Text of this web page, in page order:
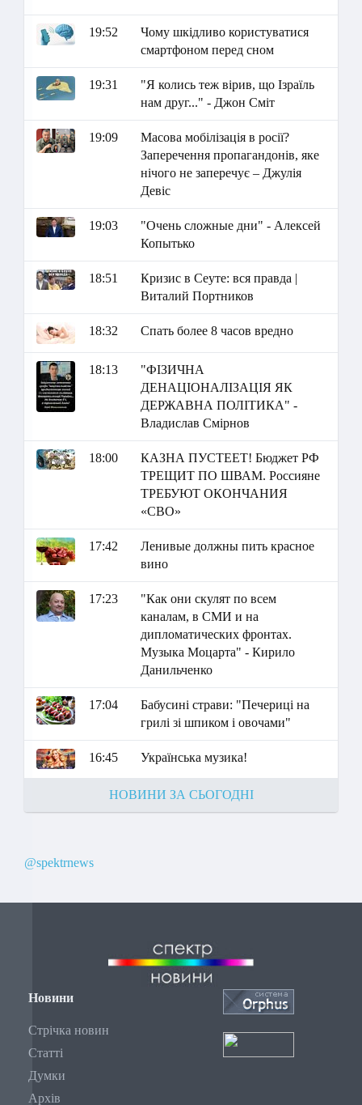
19:52
Чому шкідливо користуватися
смартфоном перед сном
19:31
"Я колись теж вірив, що Ізраїль
нам друг..." - Джон Сміт
19:09
Масова мобілізація в росії?
Заперечення пропагандонів, яке
нічого не заперечує – Джулія
Девіс
19:03
"Очень сложные дни" - Алексей
Копытько
18:51
Кризис в Сеуте: вся правда |
Виталий Портников
18:32 Спать более 8 часов вредно
18:13
"ФІЗИЧНА
ДЕНАЦІОНАЛІЗАЦІЯ ЯК
ДЕРЖАВНА ПОЛІТИКА" -
Владислав Смірнов
18:00
КАЗНА ПУСТЕЕТ! Бюджет РФ
ТРЕЩИТ ПО ШВАМ. Россияне
ТРЕБУЮТ ОКОНЧАНИЯ
«СВО»
17:42
Ленивые должны пить красное
вино
17:23
"Как они скулят по всем
каналам, в СМИ и на
дипломатических фронтах.
Музыка Моцарта" - Кирило
Данильченко
17:04
Бабусині страви: "Печериці на
грилі зі шпиком і овочами"
16:45 Українська музика!
НОВИНИ ЗА СЬОГОДНІ
@spektrnews
Новини
Стрічка новин
Статті
Думки
Архів